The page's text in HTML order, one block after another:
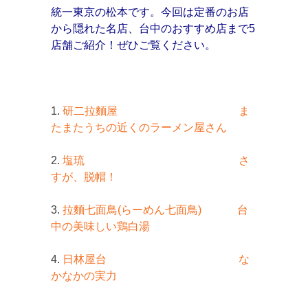
統一東京の松本です。今回は定番のお店
から隠れた名店、台中のおすすめ店まで5
店舗ご紹介！ぜひご覧ください。
1. 研二拉麵屋 ま
たまたうちの近くのラーメン屋さん
2. 塩琉 さ
すが、脱帽！
3. 拉麵七面鳥(らーめん七面鳥) 台
中の美味しい鶏白湯
4. 日林屋台 な
かなかの実力